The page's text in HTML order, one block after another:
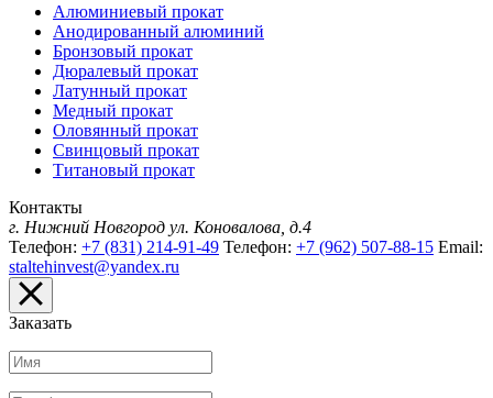
Алюминиевый прокат
Анодированный алюминий
Бронзовый прокат
Дюралевый прокат
Латунный прокат
Медный прокат
Оловянный прокат
Свинцовый прокат
Титановый прокат
Контакты
г. Нижний Новгород ул. Коновалова, д.4
Телефон: +7 (831) 214-91-49 Телефон: +7 (962) 507-88-15 Email:
staltehinvest@yandex.ru
Заказать